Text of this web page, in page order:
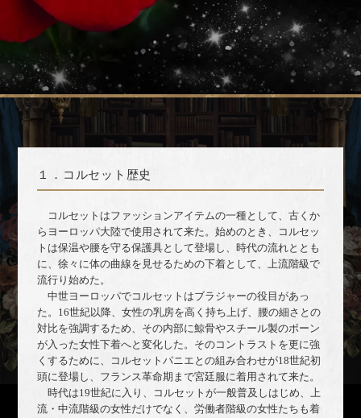
１．コルセット歴史
コルセットはファッションアイテムの一種として、古くか
らヨーロッパ大陸で使用されて来た。始めのとき、コルセッ
トは保温や腰を守る保護具として登場し、時代の流れととも
に、徐々に体の曲線を見せるための下着として、上流階級で
流行り始めた。
中世ヨーロッパでコルセットはブラジャーの役目があっ
た。16世紀以降、女性の乳房を高く持ち上げ、腰の細さとの
対比を強調するため、その内部に鯨骨やスチール製のボーン
が入った女性下着へと変化した。そのコントラストを更に強
くするために、コルセットパニエとの組み合わせが18世紀初
頭に登場し、フランス革命期まで宮廷服に着用されて来た。
時代は19世紀に入り、コルセットが一般普及しはじめ、上
流・中流階級の女性だけでなく、労働者階級の女性たちも着